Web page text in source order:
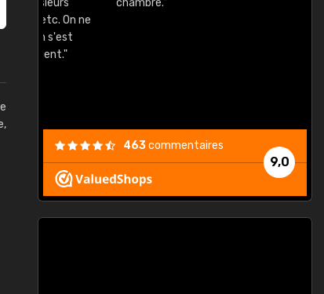
chambre."
9,0
463commentaires